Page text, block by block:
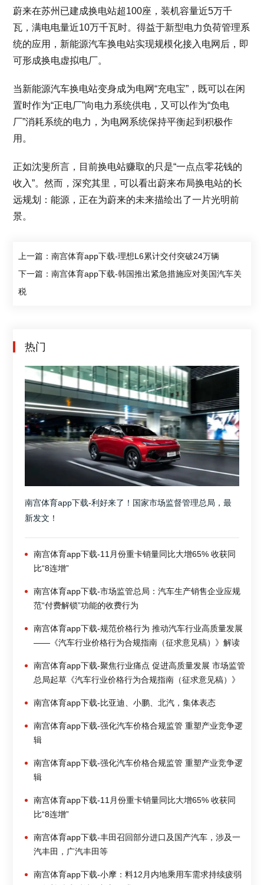
蔚来在苏州已建成换电站超100座，装机容量近5万千
瓦，满电电量近10万千瓦时。得益于新型电力负荷管理系
统的应用，新能源汽车换电站实现规模化接入电网后，即
可形成换电虚拟电厂。
当新能源汽车换电站变身成为电网“充电宝”，既可以在闲
置时作为“正电厂”向电力系统供电，又可以作为“负电
厂”消耗系统的电力，为电网系统保持平衡起到积极作
用。
正如沈斐所言，目前换电站赚取的只是“一点点零花钱的
收入”。然而，深究其里，可以看出蔚来布局换电站的长
远规划：能源，正在为蔚来的未来描绘出了一片光明前
景。
上一篇：南宫体育app下载-理想L6累计交付突破24万辆
下一篇：南宫体育app下载-韩国推出紧急措施应对美国汽车关
税
热门
南宫体育app下载-利好来了！国家市场监督管理总局，最
新发文！
南宫体育app下载-11月份重卡销量同比大增65% 收获同
比“8连增”
南宫体育app下载-市场监管总局：汽车生产销售企业应规
范“付费解锁”功能的收费行为
南宫体育app下载-规范价格行为 推动汽车行业高质量发展
——《汽车行业价格行为合规指南（征求意见稿）》解读
南宫体育app下载-聚焦行业痛点 促进高质量发展 市场监管
总局起草《汽车行业价格行为合规指南（征求意见稿）》
南宫体育app下载-比亚迪、小鹏、北汽，集体表态
南宫体育app下载-强化汽车价格合规监管 重塑产业竞争逻
辑
南宫体育app下载-强化汽车价格合规监管 重塑产业竞争逻
辑
南宫体育app下载-11月份重卡销量同比大增65% 收获同
比“8连增”
南宫体育app下载-丰田召回部分进口及国产汽车，涉及一
汽丰田，广汽丰田等
南宫体育app下载-小摩：料12月内地乘用车需求持续疲弱